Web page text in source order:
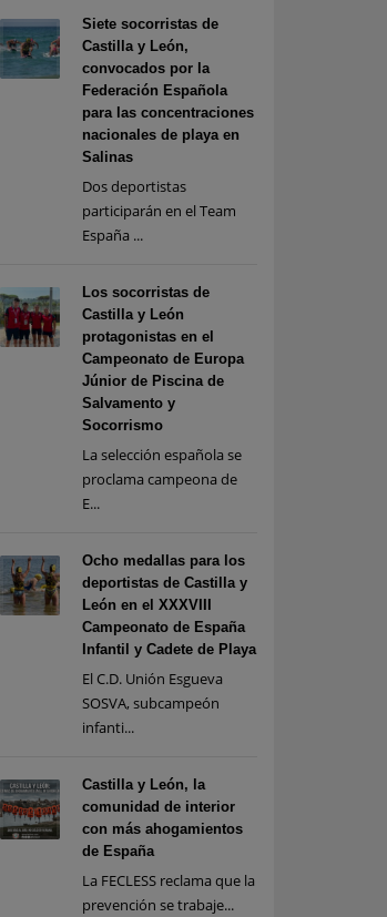
Siete socorristas de
Castilla y León,
convocados por la
Federación Española
para las concentraciones
nacionales de playa en
Salinas
Dos deportistas
participarán en el Team
España ...
Los socorristas de
Castilla y León
protagonistas en el
Campeonato de Europa
Júnior de Piscina de
Salvamento y
Socorrismo
La selección española se
proclama campeona de
E...
Ocho medallas para los
deportistas de Castilla y
León en el XXXVIII
Campeonato de España
Infantil y Cadete de Playa
El C.D. Unión Esgueva
SOSVA, subcampeón
infanti...
Castilla y León, la
comunidad de interior
con más ahogamientos
de España
La FECLESS reclama que la
prevención se trabaje...